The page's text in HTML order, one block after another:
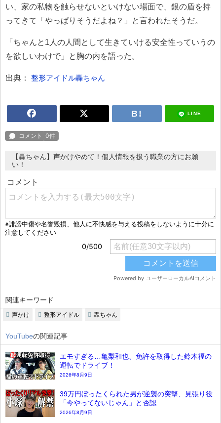
い、家の私物を触らせないといけない場面で、銀の盾を持
ってきて「やっぱりそうだよね？」と言われたそうだ。
「ちゃんと1人の人間として生きていける安全性っていうの
を欲しいわけで」と胸の内を語った。
出典： 整形アイドル轟ちゃん
LINE
【轟ちゃん】声かけやめて！個人情報を扱う職業の方にお願
い！
関連キーワード
声かけ 整形アイドル 轟ちゃん
YouTubeの関連記事
エモすぎる…亀梨和也、免許を取得した鈴木福の
運転でドライブ！
2026年8月9日
39万円ぼったくられた男が逆襲の突撃、見張り役
「今やってないじゃん」と否認
2026年8月9日